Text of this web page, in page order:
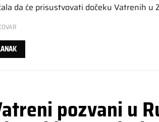
da će prisustvovati dočeku Vatrenih u
pozvani u